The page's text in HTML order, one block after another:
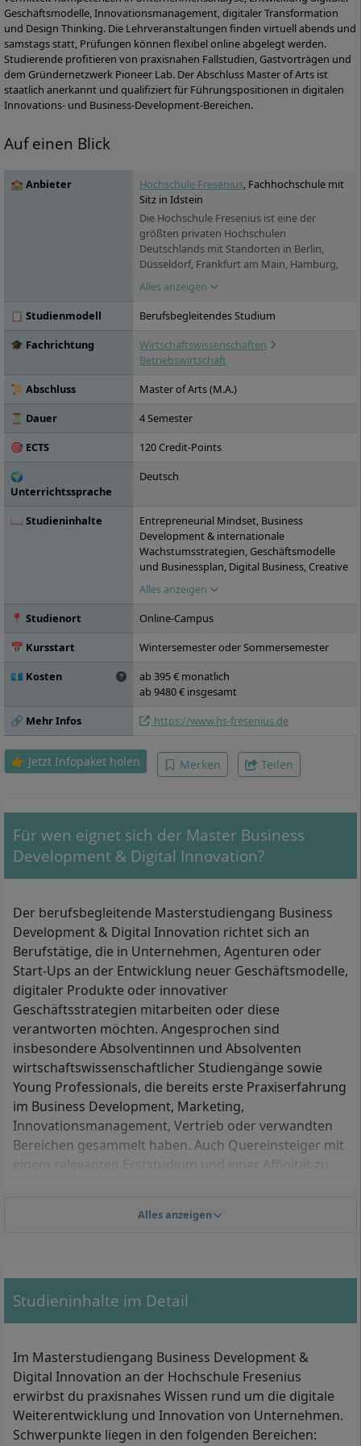
Geschäftsmodelle, Innovationsmanagement, digitaler Transformation
und Design Thinking. Die Lehrveranstaltungen finden virtuell abends und
samstags statt, Prüfungen können flexibel online abgelegt werden.
Studierende profitieren von praxisnahen Fallstudien, Gastvorträgen und
dem Gründernetzwerk Pioneer Lab. Der Abschluss Master of Arts ist
staatlich anerkannt und qualifiziert für Führungspositionen in digitalen
Innovations- und Business-Development-Bereichen.
Auf einen Blick
🏫 Anbieter Hochschule Fresenius, Fachhochschule mit
Sitz in Idstein
Die Hochschule Fresenius ist eine der
größten privaten Hochschulen
Deutschlands mit Standorten in Berlin,
Düsseldorf, Frankfurt am Main, Hamburg,
Idstein, Köln, München und Wiesbaden. In
den Bereichen Chemie & Biologie,
Wirtschaft & Medien, Gesundheit & Soziales
und Design bietet sie praxisorientierte
Bachelor- und Masterstudiengänge sowie
Aus- und Weiterbildungen an. Ein Studium
Fernstudium möglich.
Alles anzeigen
📋 Studienmodell
Berufsbegleitendes Studium
🎓 Fachrichtung
Wirtschaftswissenschaften
Betriebswirtschaft
📜 Abschluss
Master of Arts (M.A.)
⏳ Dauer
4 Semester
🎯 ECTS
120 Credit-Points
🌍
Unterrichtssprache
Deutsch
📖 Studieninhalte
Entrepreneurial Mindset, Business
Development & internationale
Wachstumsstrategien, Geschäftsmodelle
und Businessplan, Digital Business, Creative
Tools & Design Thinking, Corporate
Governance & Compliance, Agiles Produkt-
& Innovationsmanagement,
Entrepreneurial Skills, Behavioral Decision
Making, Entrepreneurial Finance,
Geschäftsfeldentwicklung & digitale Märkte,
Internationale Marketing- & Vertriebskanäle
Entrepreneurial Leadership, Praxisprojekt &
Work, (Virtuelles) Arbeiten und Führen in
internationalen Kontexten,
Organisationsentwicklung & Management
Konfliktmanagement & Mediation,
Akademisches Arbeiten und Exposé,
Masterarbeit
Alles anzeigen
📍 Studienort
Online-Campus
📅 Kursstart
Wintersemester oder Sommersemester
💶 Kosten
ab 395 € monatlich
ab 9480 € insgesamt
🔗 Mehr Infos
https://www.hs-fresenius.de
👉 Jetzt Infopaket holen Merken Teilen
Für wen eignet sich der Master Business
Development & Digital Innovation?
Der berufsbegleitende Masterstudiengang Business
Development & Digital Innovation richtet sich an
Berufstätige, die in Unternehmen, Agenturen oder
Start-Ups an der Entwicklung neuer Geschäftsmodelle,
digitaler Produkte oder innovativer
Geschäftsstrategien mitarbeiten oder diese
verantworten möchten. Angesprochen sind
insbesondere Absolventinnen und Absolventen
wirtschaftswissenschaftlicher Studiengänge sowie
Young Professionals, die bereits erste Praxiserfahrung
im Business Development, Marketing,
Innovationsmanagement, Vertrieb oder verwandten
Bereichen gesammelt haben. Auch Quereinsteiger mit
einem relevanten Erststudium und einer Affinität zu
Weiterbildungsmöglichkeit.
Welche Zulassungsvoraussetzungen musst du
erfüllen?
Business Development & Digital Innovation (M.A.) an
der Hochschule Fresenius zugelassen zu werden,
musst du folgende formale Kriterien erfüllen:
Abgeschlossenes Bachelorstudium mit mindestens
180 Credit Points (ECTS) oder ein gleichwertiger
Alles anzeigen
Studieninhalte im Detail
Im Masterstudiengang Business Development &
Digital Innovation an der Hochschule Fresenius
erwirbst du praxisnahes Wissen rund um die digitale
Weiterentwicklung und Innovation von Unternehmen.
Schwerpunkte liegen in den folgenden Bereichen: